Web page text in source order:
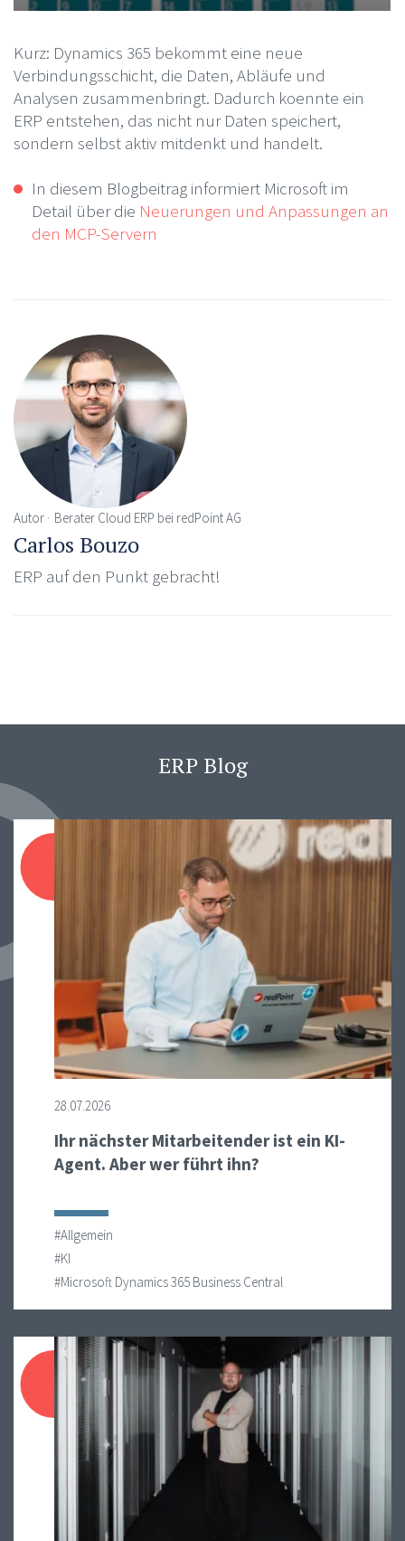
Kurz: Dynamics 365 bekommt eine neue
Verbindungsschicht, die Daten, Abläufe und
Analysen zusammenbringt. Dadurch koennte ein
ERP entstehen, das nicht nur Daten speichert,
sondern selbst aktiv mitdenkt und handelt.
In diesem Blogbeitrag informiert Microsoft im
Detail über die Neuerungen und Anpassungen an
den MCP-Servern
Autor Berater Cloud ERP bei redPoint AG
Carlos Bouzo
ERP auf den Punkt gebracht!
ERP Blog
28.07.2026
Ihr nächster Mitarbeitender ist ein KI-
Agent. Aber wer führt ihn?
#Allgemein
#KI
#Microsoft Dynamics 365 Business Central